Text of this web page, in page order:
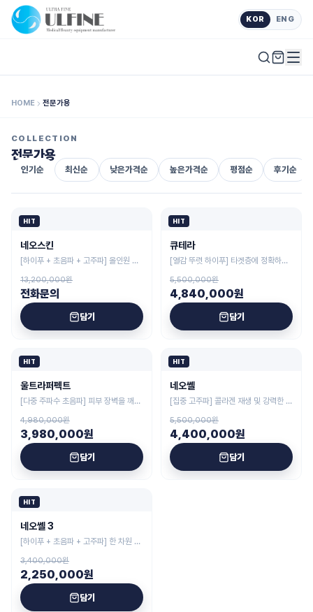
KOR ENG
HOME 전문가용
COLLECTION
전문가용
인기순 최신순 낮은가격순 높은가격순 평점순 후기순
HIT
네오스킨
[하이푸 + 초음파 + 고주파] 올인원 프
13,200,000원
전화문의
담기
HIT
큐테라
[열감 뚜렷 하이푸] 타겟층에 정확하게
5,500,000원
4,840,000원
담기
HIT
울트라퍼펙트
[다중 주파수 초음파] 피부 장벽을 깨우
4,980,000원
3,980,000원
담기
HIT
네오쎌
[집중 고주파] 콜라겐 재생 및 강력한 피
5,500,000원
4,400,000원
담기
HIT
네오쎌 3
[하이푸 + 초음파 + 고주파] 한 차원 진
3,400,000원
2,250,000원
담기